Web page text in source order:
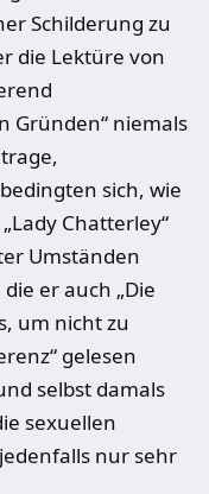
Schilde­rung zu
die Lektüre von
Gründen“ niemals
sich, wie
Chatterley“
Umständen
er auch „Die
um nicht zu
gelesen
selbst damals
sexuellen
nur sehr